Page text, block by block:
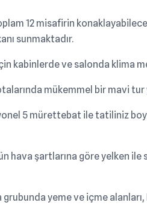
12 misafirin
sunmaktadır.
kabinlerde ve salonda klima
mükemmel bir mavi
5 mürettebat ile tatiliniz
hava şartlarına göre yelken
yeme ve içme